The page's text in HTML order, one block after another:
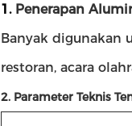
1. Penerapan
Banyak digunakan
restoran, acara
2. Parameter Teknis